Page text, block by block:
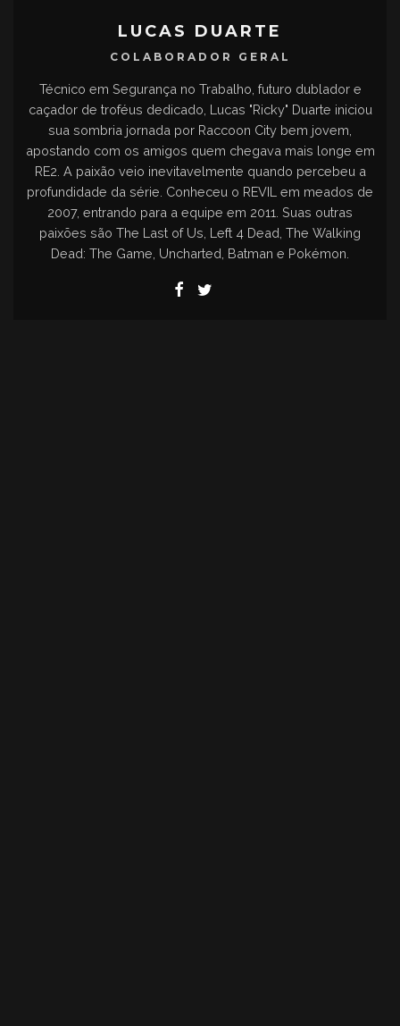
LUCAS DUARTE
COLABORADOR GERAL
Técnico em Segurança no Trabalho, futuro dublador e
caçador de troféus dedicado, Lucas "Ricky" Duarte iniciou
sua sombria jornada por Raccoon City bem jovem,
apostando com os amigos quem chegava mais longe em
RE2. A paixão veio inevitavelmente quando percebeu a
profundidade da série. Conheceu o REVIL em meados de
2007, entrando para a equipe em 2011. Suas outras
paixões são The Last of Us, Left 4 Dead, The Walking
Dead: The Game, Uncharted, Batman e Pokémon.